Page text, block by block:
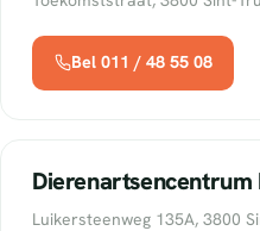
Bel 011 / 48 55 08
Dierenartsencentrum
Luikersteenweg 135A, 3800